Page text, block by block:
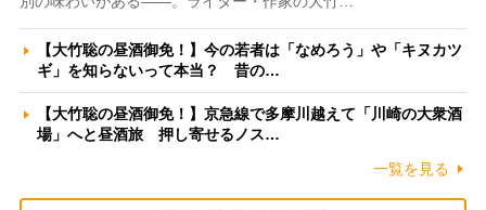
【大竹聡の昼酒御免！】今の若者は「なめろう」や「キヌカツ
ギ」を知らないって本当？ 昔の…
【大竹聡の昼酒御免！】京急線で多摩川越えて「川崎の大衆酒
場」へと昼酒旅 押し寄せるノス…
一覧を見る